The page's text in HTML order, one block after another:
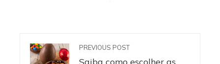
PREVIOUS POST
Saiba como escolher as